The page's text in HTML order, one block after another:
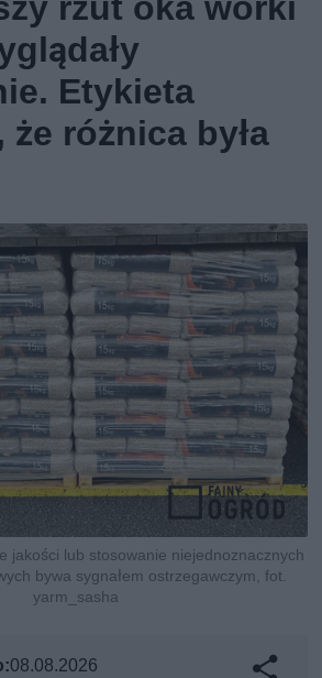
Etykieta
że różnica była
jakości lub stosowanie niejednoznacznych
bywa sygnałem ostrzegawczym, fot.
yarm_sasha
08.08.2026